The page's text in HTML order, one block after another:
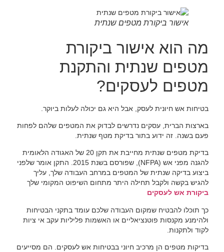
אישור ביקורת מטפים שנתית
מה הוא אישור ביקורת
מטפים שנתית והתקנת
מטפים לעסקים?
בטיחות אש חיונית לעסק, אבל היא גם יכולה לעלות ביוקר.
בארצות הברית, עסקים נדרשים לבדוק את המטפים שלהם לפחות
פעם בשנה. זה ידוע בתור בדיקת מטף שנתית.
בדיקת מטפים שנתית מחייבת את תקן 20 של האגודה הלאומית
להגנה מפני אש (NFPA), שפורסם בשנת 2015. התקן אומר שלפני
ביצוע בדיקה שנתית של המטפים במרחב העבודה שלך, עליך
להגיש בקשה ולקבל תחילה היתר מתחום השיפוט המקומי שלך
ביקורת אש לעסקים
כך תוכלו להבטיח שמקום העבודה שלכם עומד בתקני הבטיחות
ולהימנע מקנסות פוטנציאליים או האשמות פליליות עקב אי ציות
לקוד ולתקנות.
בדיקות מטפים הן מרכיב חיוני בבטיחות אש לעסקים. הם מסייעים